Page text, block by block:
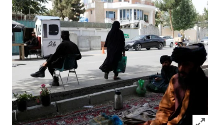
Click to expand Image